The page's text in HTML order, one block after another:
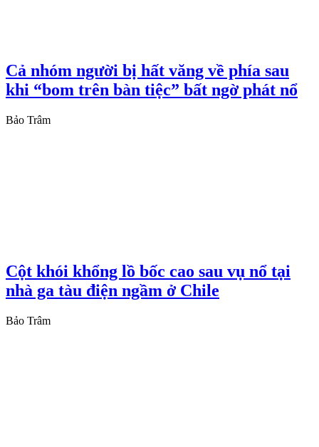
Cả nhóm người bị hất văng về phía sau
khi “bom trên bàn tiệc” bất ngờ phát nổ
Bảo Trâm
Cột khói khổng lồ bốc cao sau vụ nổ tại
nhà ga tàu điện ngầm ở Chile
Bảo Trâm